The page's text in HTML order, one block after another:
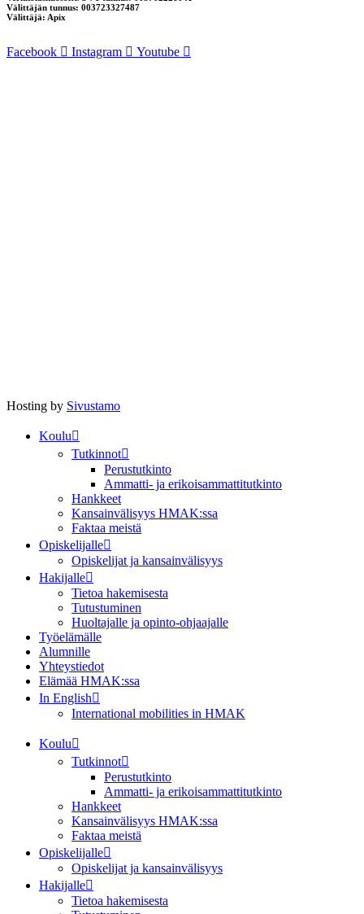
Välittäjän tunnus: 003723327487
Välittäjä: Apix
Facebook Instagram Youtube
Hosting by Sivustamo
Koulu
Tutkinnot
Perustutkinto
Ammatti- ja erikoisammattitutkinto
Hankkeet
Kansainvälisyys HMAK:ssa
Faktaa meistä
Opiskelijalle
Opiskelijat ja kansainvälisyys
Hakijalle
Tietoa hakemisesta
Tutustuminen
Huoltajalle ja opinto-ohjaajalle
Työelämälle
Alumnille
Yhteystiedot
Elämää HMAK:ssa
In English
International mobilities in HMAK
Koulu
Tutkinnot
Perustutkinto
Ammatti- ja erikoisammattitutkinto
Hankkeet
Kansainvälisyys HMAK:ssa
Faktaa meistä
Opiskelijalle
Opiskelijat ja kansainvälisyys
Hakijalle
Tietoa hakemisesta